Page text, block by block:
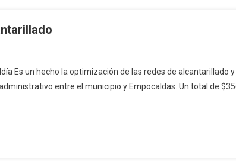
Es un hecho la optimización de las redes de alcantarillado
entre el municipio y Empocaldas. Un total de